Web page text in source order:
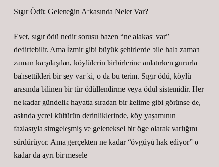
Sıgır Ödü: Geleneğin Arkasında Neler Var?
Evet, sıgır ödü nedir sorusu bazen “ne alakası var”
dedirtebilir. Ama İzmir gibi büyük şehirlerde bile hala zaman
zaman karşılaşılan, köylülerin birbirlerine anlatırken gururla
bahsettikleri bir şey var ki, o da bu terim. Sıgır ödü, köylü
arasında bilinen bir tür ödüllendirme veya ödül sistemidir. Her
ne kadar gündelik hayatta sıradan bir kelime gibi görünse de,
aslında yerel kültürün derinliklerinde, köy yaşamının
fazlasıyla simgeleşmiş ve geleneksel bir öge olarak varlığını
sürdürüyor. Ama gerçekten ne kadar “övgüyü hak ediyor” o
kadar da ayrı bir mesele.